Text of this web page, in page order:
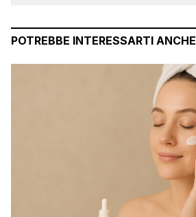
POTREBBE INTERESSARTI ANCHE